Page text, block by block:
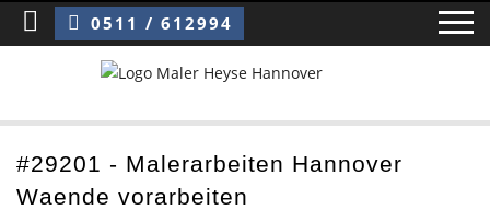
Sie sind hier:Malerarbeiten Hannover Waende vorarbeiten
0511 / 612994
Home
Blog
#29201 - Malerarbeiten Hannover
Waende vorarbeiten